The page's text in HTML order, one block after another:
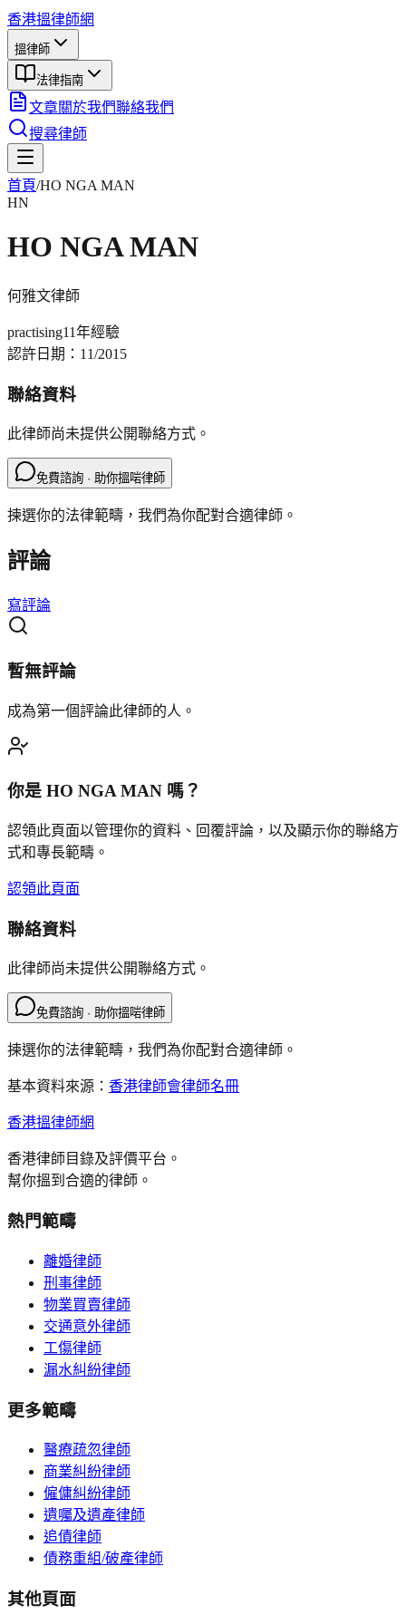
香港搵律師網
搵律師
法律指南
文章關於我們聯絡我們
搜尋律師
首頁/HO NGA MAN
HN
HO NGA MAN
何雅文律師
practising11年經驗
認許日期： 11/2015
聯絡資料
此律師尚未提供公開聯絡方式。
免費諮詢 · 助你搵啱律師
揀選你的法律範疇，我們為你配對合適律師。
評論
寫評論
暫無評論
成為第一個評論此律師的人。
你是 HO NGA MAN 嗎？
認領此頁面以管理你的資料、回覆評論，以及顯示你的聯絡方
式和專長範疇。
認領此頁面
聯絡資料
此律師尚未提供公開聯絡方式。
免費諮詢 · 助你搵啱律師
揀選你的法律範疇，我們為你配對合適律師。
基本資料來源： 香港律師會律師名冊
香港搵律師網
香港律師目錄及評價平台。
幫你搵到合適的律師。
熱門範疇
離婚律師
刑事律師
物業買賣律師
交通意外律師
工傷律師
漏水糾紛律師
更多範疇
醫療疏忽律師
商業糾紛律師
僱傭糾紛律師
遺囑及遺產律師
追債律師
債務重組/破產律師
其他頁面